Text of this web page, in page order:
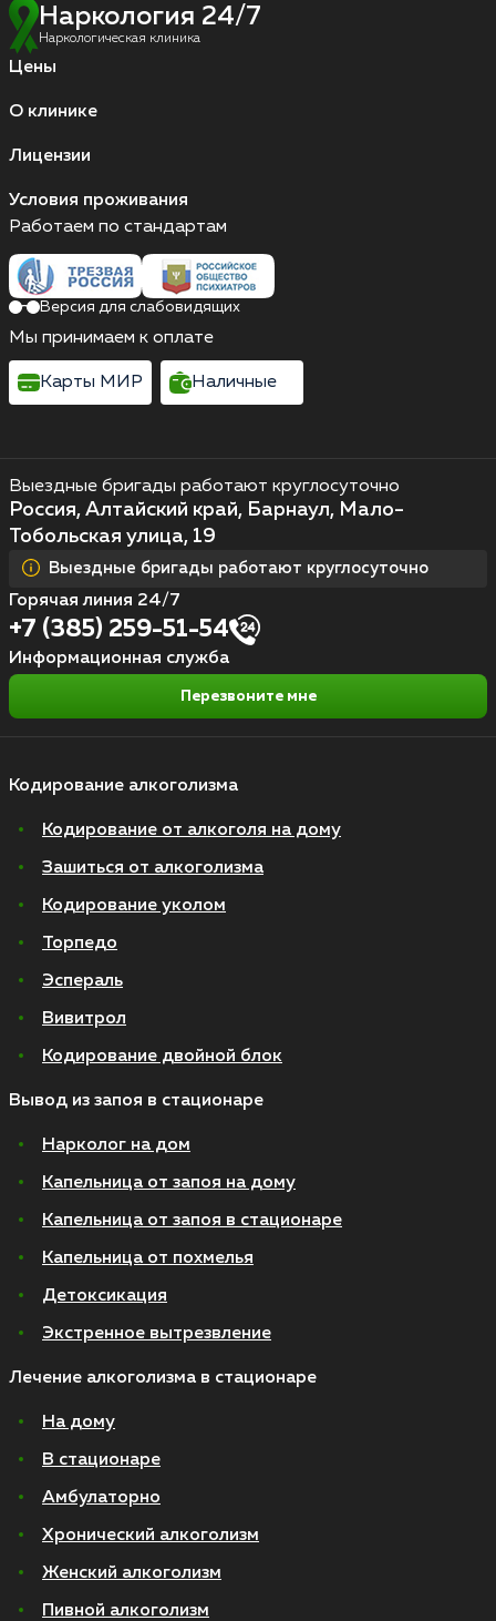
Наркология 24/7
Наркологическая клиника
Цены
О клинике
Лицензии
Условия проживания
Кодирование алкоголизма
Кодирование от алкоголя на дому
Зашиться от алкоголизма
Кодирование уколом
Торпедо
Эспераль
Вивитрол
Кодирование двойной блок
Вывод из запоя в стационаре
Нарколог на дом
Капельница от запоя на дому
Капельница от запоя в стационаре
Капельница от похмелья
Детоксикация
Экстренное вытрезвление
Лечение алкоголизма в стационаре
На дому
В стационаре
Амбулаторно
Хронический алкоголизм
Женский алкоголизм
Пивной алкоголизм
Выездные бригады работают круглосуточно
Россия, Алтайский край, Барнаул, Мало-
Тобольская улица, 19
Выездные бригады работают круглосуточно
Горячая линия 24/7
+7 (385) 259-51-54
Информационная служба
Перезвоните мне
Работаем по стандартам
Версия для слабовидящих
Мы принимаем к оплате
Карты МИР Наличные